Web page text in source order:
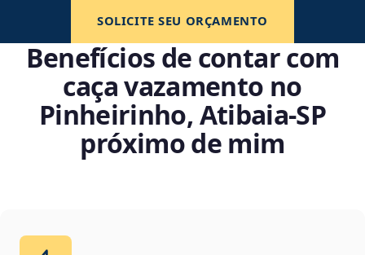
SOLICITE SEU ORÇAMENTO
Benefícios de contar com
caça vazamento no
Pinheirinho, Atibaia‑SP
próximo de mim